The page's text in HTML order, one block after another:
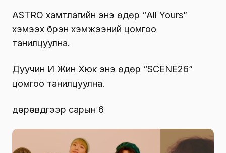
ASTRO хамтлагийн энэ өдөр “All Yours”
хэмээх бүрэн хэмжээний цомгоо
танилцуулна.
Дуучин И Жин Хюк энэ өдөр “SCENE26”
цомгоо танилцуулна.
дөрөвдүгээр сарын 6